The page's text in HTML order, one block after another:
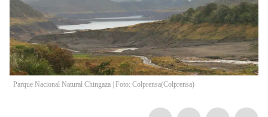
Parque Nacional Natural Chingaza | Foto: Colprensa(Colprensa)